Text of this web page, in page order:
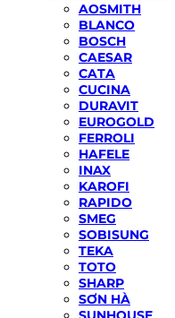
AOSMITH
BLANCO
BOSCH
CAESAR
CATA
CUCINA
DURAVIT
EUROGOLD
FERROLI
HAFELE
INAX
KAROFI
RAPIDO
SMEG
SOBISUNG
TEKA
TOTO
SHARP
SƠN HÀ